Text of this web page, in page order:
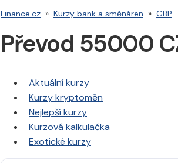
Finance.cz » Kurzy bank a směnáren » GBP
Převod 55000
Aktuální kurzy
Kurzy kryptoměn
Nejlepší kurzy
Kurzová kalkulačka
Exotické kurzy